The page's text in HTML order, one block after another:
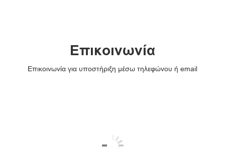
Επικοινωνία
Επικοινωνία για υποστήριξη μέσω τηλεφώνου ή email